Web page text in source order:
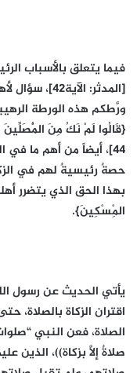
فيما يتعلق بالأسباب
[المدثر:
ورَّطكم هذه الورطة
44]، أيضاً من أهم ما في
حصةٌ رئيسيةٌ لهم في
بهذا الحق الذي يتضرر
الْمِسْكِينَ}.
يأتي الحديث عن رسول
اقتران الزكاة
الصلاة، فعن النبي
صلاةٌ إلَّا بزكاة))، الذين